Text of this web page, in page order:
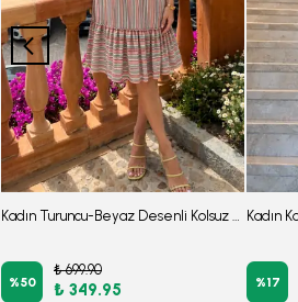
Kadın Turuncu-Beyaz Desenli Kolsuz Eteği Fırfırlı Elbise ARM-22K001142
%50
₺ 699.90
₺ 349.95 %17